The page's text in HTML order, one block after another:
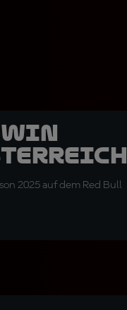
2025 auf dem Red Bull